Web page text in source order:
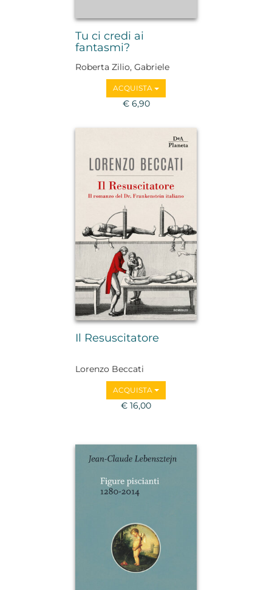
Tu ci credi ai
fantasmi?
Roberta Zilio, Gabriele
ACQUISTA
€ 6,90
Il Resuscitatore
Lorenzo Beccati
ACQUISTA
€ 16,00